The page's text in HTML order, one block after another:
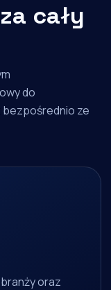
cały
do
ze
oraz